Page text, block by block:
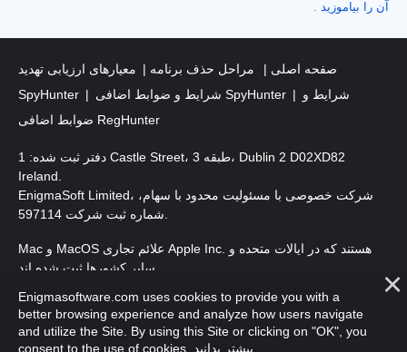
آن را بیاموزید .
صفحه اصلی مراحل حذف برنامه
معیارهای ارزیابی تهدید
SpyHunter
شرایط و ضوابط اضافی SpyHunter
شرایط و
ضوابط اضافی RegHunter
دفتر ثبت شده: 1 Castle Street، طبقه 3، Dublin 2 D02XD82
Ireland.
EnigmaSoft Limited، شرکت خصوصی با مسئولیت محدود با سهام،
Mac و MacOS علائم تجاری Apple Inc. هستند که در ایالات متحده و
حق چاپ 2016- 2025
Enigmasoftware.com uses cookies to provide you with a
better browsing experience and analyze how users navigate
and utilize the Site. By using this Site or clicking on "OK", you
consent to the use of cookies.
بیشتر بدانید